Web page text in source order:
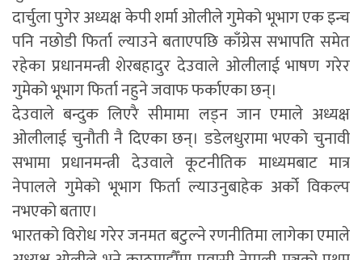
दार्चुला पुगेर अध्यक्ष केपी शर्मा ओलीले गुमेको भूभाग एक इन्च
पनि नछोडी फिर्ता ल्याउने बताएपछि काँग्रेस सभापति समेत
रहेका प्रधानमन्त्री शेरबहादुर देउवाले ओलीलाई भाषण गरेर
गुमेको भूभाग फिर्ता नहुने जवाफ फर्काएका छन्।
देउवाले बन्दुक लिएरै सीमामा लड्न जान एमाले अध्यक्ष
ओलीलाई चुनौती नै दिएका छन्। डडेलधुरामा भएको चुनावी
सभामा प्रधानमन्त्री देउवाले कूटनीतिक माध्यमबाट मात्र
नेपालले गुमेको भूभाग फिर्ता ल्याउनुबाहेक अर्को विकल्प
नभएको बताए।
भारतको विरोध गरेर जनमत बटुल्ने रणनीतिमा लागेका एमाले